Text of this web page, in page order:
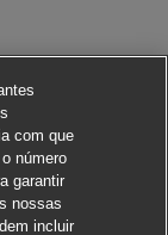
com que
número
garantir
nossas
incluir